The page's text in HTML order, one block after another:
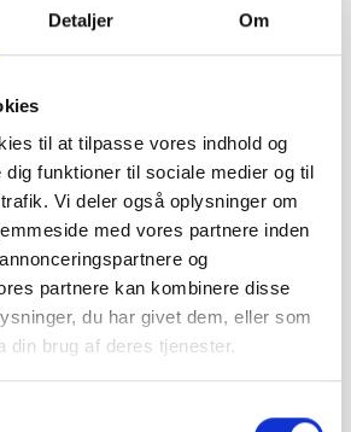
Detaljer Om
til at tilpasse vores indhold og
dig funktioner til sociale medier og til
Vi deler også oplysninger om
med vores partnere inden
og
partnere kan kombinere disse
du har givet dem, eller som
din brug af deres tjenester.
stk.
fliser (Kopsten) 6x6x6 cm
palle
kr. pr. IBF-palle (125 kr. retur pr. palle)
6,24 kr. inkl. moms
man 10. august – ons 12.
12 —4 t 21 min— så afsendes
· Tilkøb aflæsning med